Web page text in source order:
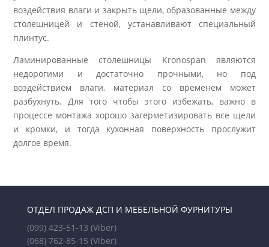
воздействия влаги и закрыть щели, образованные между
столешницей и стеной, устанавливают специальный
плинтус.
Ламинированные столешницы Kronospan являются
недорогими и достаточно прочными, но под
воздействием влаги, материал со временем может
разбухнуть. Для того чтобы этого избежать, важно в
процессе монтажа хорошо загерметизировать все щели
и кромки, и тогда кухонная поверхность прослужит
долгое время.
ОТДЕЛ ПРОДАЖ ДСП И МЕБЕЛЬНОЙ ФУРНИТУРЫ
(099) 423-51-13 (Viber)
(068) 762-85-15 (Viber)